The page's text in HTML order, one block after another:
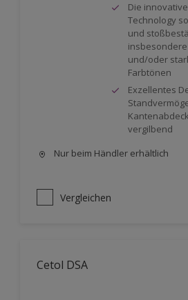
Die
Technology
und
und/oder
Farbtönen
Exzellentes
vergilbend
Nur beim Händler erhältlich
Vergleichen
Cetol DSA